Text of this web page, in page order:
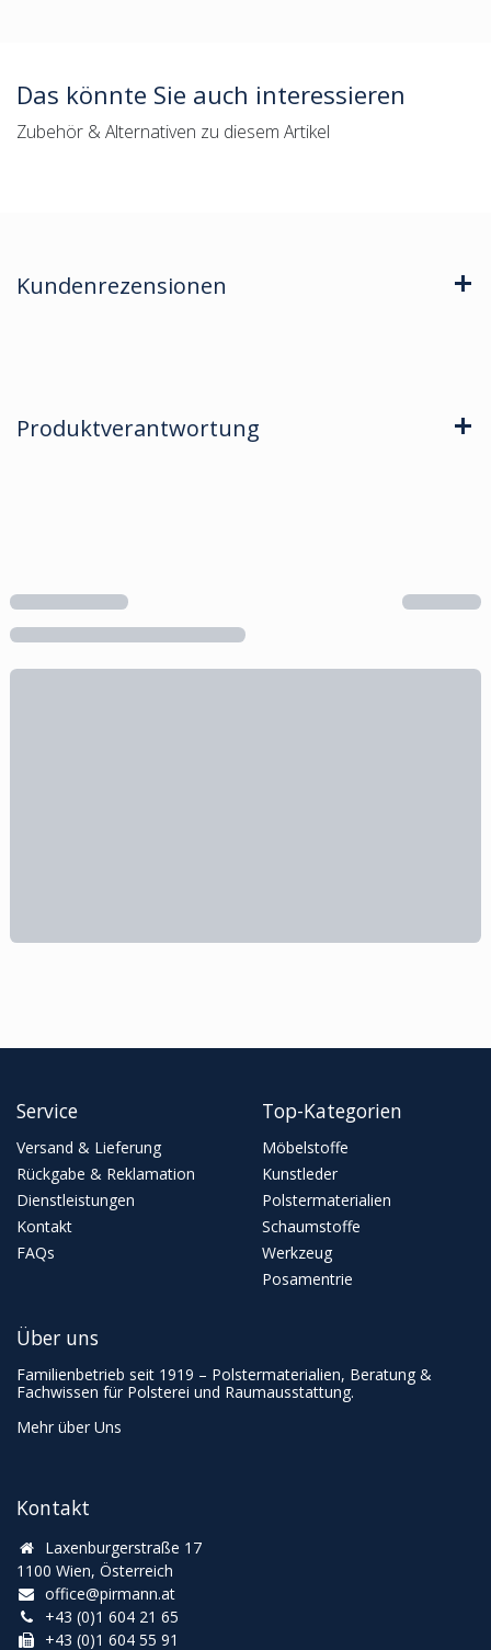
Das könnte Sie auch interessieren
Zubehör & Alternativen zu diesem Artikel
Kundenrezensionen
Produktverantwortung
Service
Versand & Lieferung
Rückgabe & Reklamation
Dienstleistungen
Kontakt
FAQs
Top-Kategorien
Möbelstoffe
Kunstleder
Polstermaterialien
Schaumstoffe
Werkzeug
Posamentrie
Kontakt
Laxenburgerstraße 17
1100 Wien, Österreich
office@pirmann.at
+43 (0)1 604 21 65
+43 (0)1 604 55 91
Über uns
Familienbetrieb seit 1919 – Polstermaterialien, Beratung &
Fachwissen für Polsterei und Raumausstattung.
Mehr über Uns